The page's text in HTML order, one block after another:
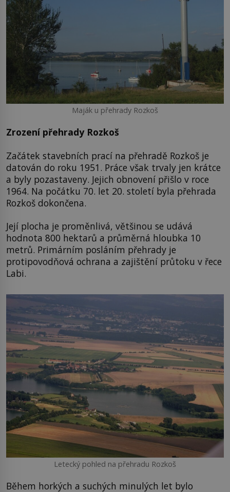
Maják u přehrady Rozkoš
Zrození přehrady Rozkoš
Začátek stavebních prací na přehradě Rozkoš je
datován do roku 1951. Práce však trvaly jen krátce
a byly pozastaveny. Jejich obnovení přišlo v roce
1964. Na počátku 70. let 20. století byla přehrada
Rozkoš dokončena.
Její plocha je proměnlivá, většinou se udává
hodnota 800 hektarů a průměrná hloubka 10
metrů. Primárním posláním přehrady je
protipovodňová ochrana a zajištění průtoku v řece
Labi.
Letecký pohled na přehradu Rozkoš
Během horkých a suchých minulých let bylo